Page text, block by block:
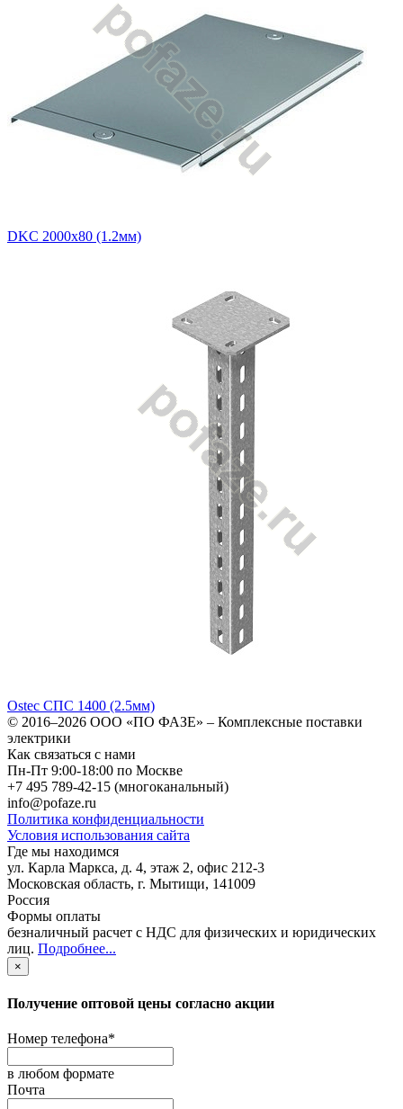
DKC 2000х80 (1.2мм)
Ostec СПС 1400 (2.5мм)
© 2016–2026 ООО «ПО ФАЗЕ» – Комплексные поставки
электрики
Как связаться с нами
Пн-Пт 9:00-18:00 по Москве
+7 495 789-42-15 (многоканальный)
info@pofaze.ru
Политика конфиденциальности
Условия использования сайта
Где мы находимся
ул. Карла Маркса, д. 4, этаж 2, офис 212-3
Московская область, г. Мытищи, 141009
Россия
Формы оплаты
безналичный расчет с НДС для физических и юридических
лиц. Подробнее...
×
Получение оптовой цены согласно акции
Номер телефона*
в любом формате
Почта